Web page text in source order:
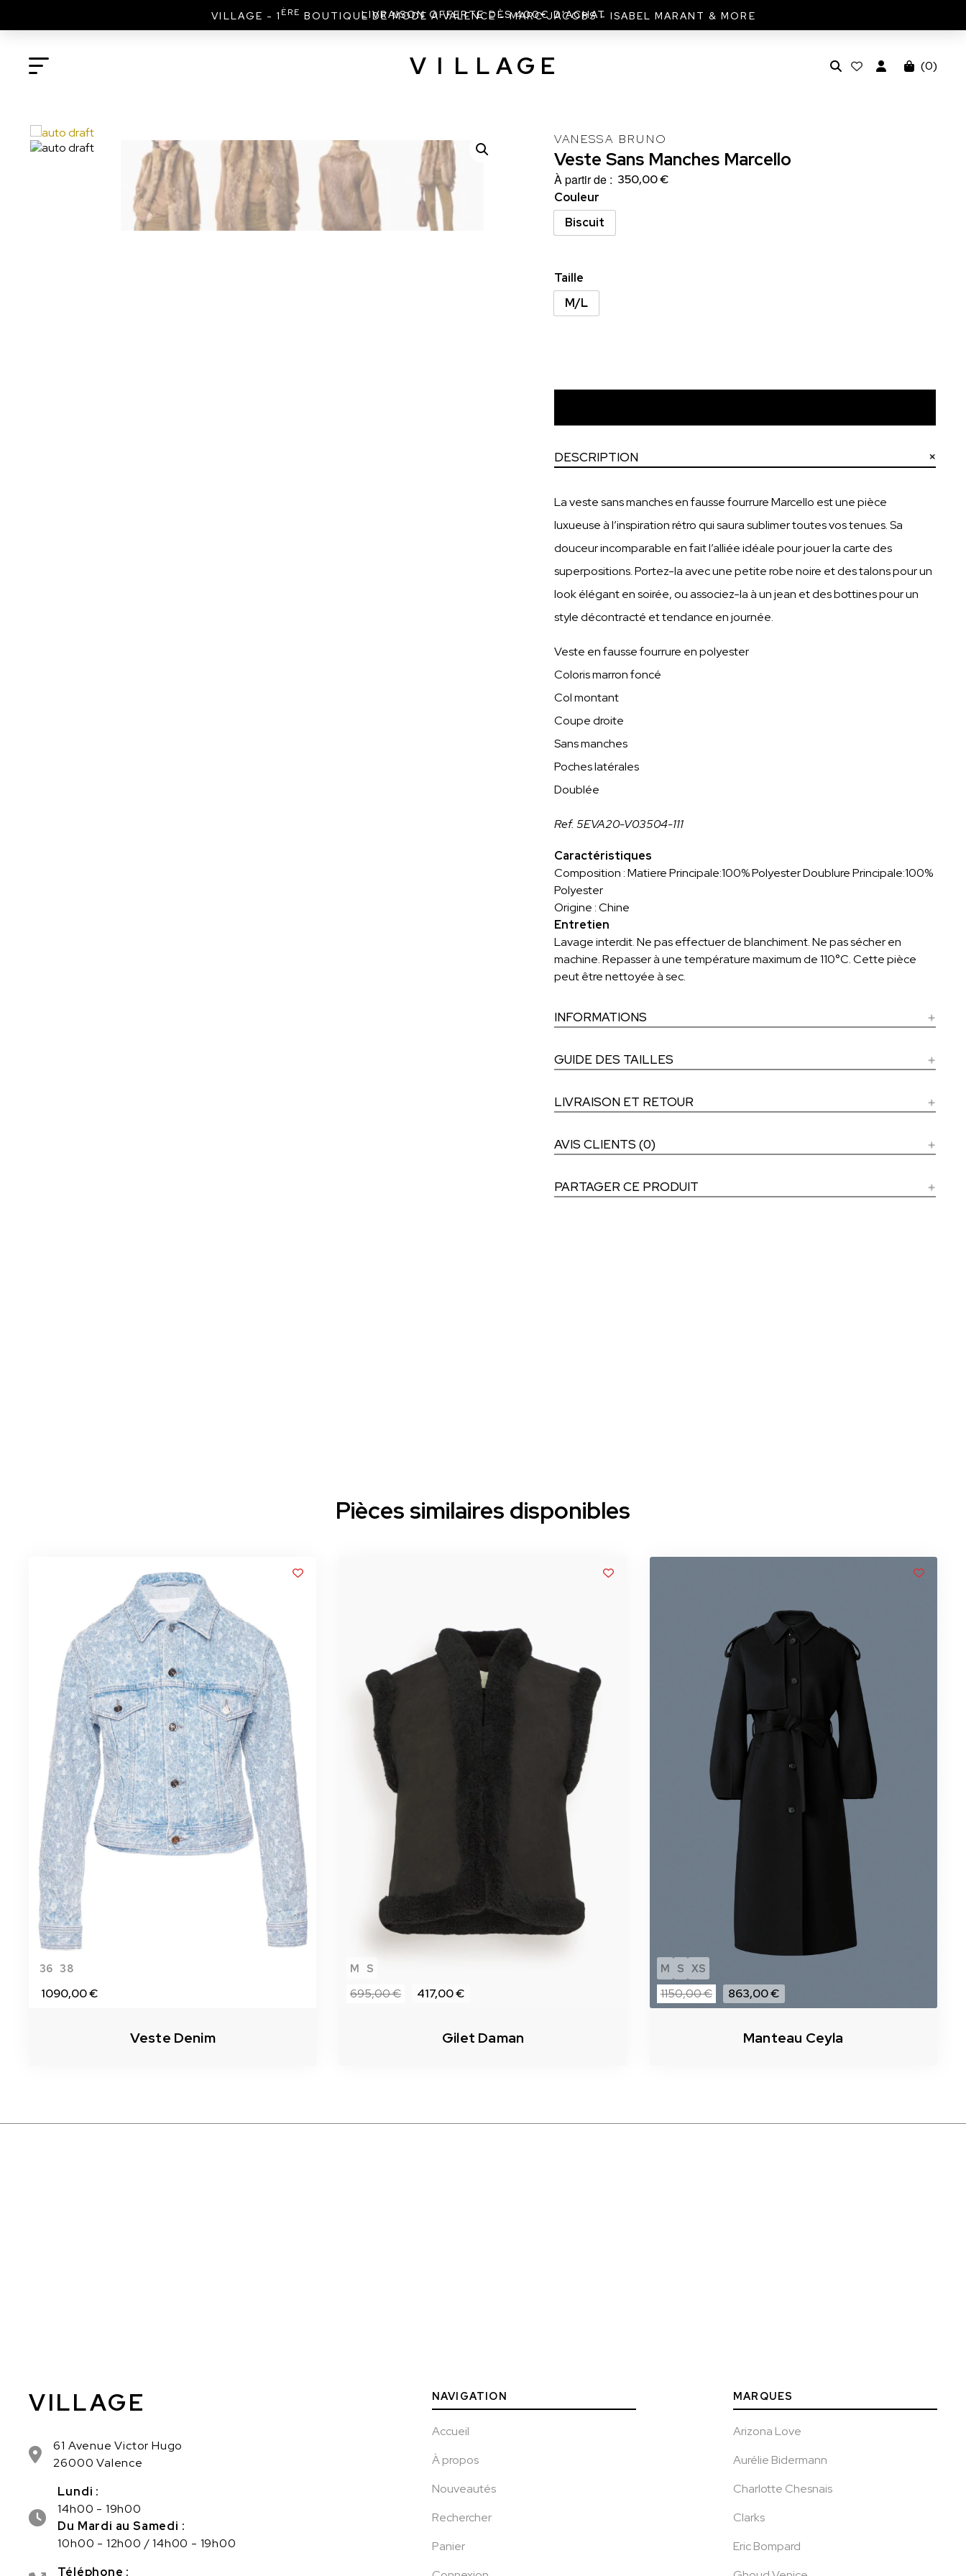
VILLAGE - 1 ÈRE BOUTIQUE DE MODE À VALENCE - MARC JACOBS - ISABEL MARANT & MORE
V I L L AG E (0)
VANESSA BRUNO
Veste Sans Manches Marcello
À partir de : 350,00 €
Couleur
Biscuit
Taille
M/L
DESCRIPTION
La veste sans manches en fausse fourrure Marcello est une pièce
luxueuse à l’inspiration rétro qui saura sublimer toutes vos tenues. Sa
douceur incomparable en fait l’alliée idéale pour jouer la carte des
superpositions. Portez-la avec une petite robe noire et des talons pour un
look élégant en soirée, ou associez-la à un jean et des bottines pour un
style décontracté et tendance en journée.
Veste en fausse fourrure en polyester
Coloris marron foncé
Col montant
Coupe droite
Sans manches
Poches latérales
Doublée
Ref. 5EVA20-V03504-111
Caractéristiques
Composition : Matiere Principale:100% Polyester Doublure Principale:100%
Polyester
Origine : Chine
Entretien
Lavage interdit. Ne pas effectuer de blanchiment. Ne pas sécher en
machine. Repasser à une température maximum de 110°C. Cette pièce
peut être nettoyée à sec.
INFORMATIONS
GUIDE DES TAILLES
LIVRAISON ET RETOUR
AVIS CLIENTS (0)
PARTAGER CE PRODUIT
Pièces similaires disponibles
36 38
1090,00 €
Veste Denim
M S
695,00 € 417,00 €
Gilet Daman
M S XS
1150,00 € 863,00 €
Manteau Ceyla
VILLAGE
61 Avenue Victor Hugo
26000 Valence
Lundi :
14h00 - 19h00
Du Mardi au Samedi :
10h00 - 12h00 / 14h00 - 19h00
Téléphone :
NAVIGATION
Accueil
À propos
Nouveautés
Rechercher
Panier
MARQUES
Arizona Love
Aurélie Bidermann
Charlotte Chesnais
Clarks
Eric Bompard